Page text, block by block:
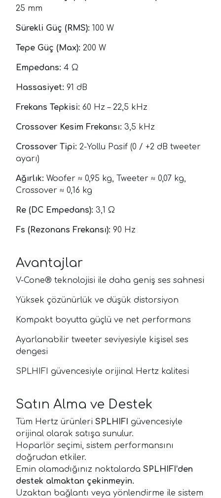
25 mm
Sürekli Güç (RMS): 100 W
Tepe Güç (Max): 200 W
Empedans: 4 Ω
Hassasiyet: 91 dB
Frekans Tepkisi: 60 Hz – 22,5 kHz
Crossover Kesim Frekansı: 3,5 kHz
Crossover Tipi: 2-Yollu Pasif (0 / +2 dB tweeter
ayarı)
Ağırlık: Woofer ≈ 0,95 kg, Tweeter ≈ 0,07 kg,
Crossover ≈ 0,16 kg
Re (DC Empedans): 3,1 Ω
Fs (Rezonans Frekansı): 90 Hz
Avantajlar
V-Cone® teknolojisi ile daha geniş ses sahnesi
Yüksek çözünürlük ve düşük distorsiyon
Kompakt boyutta güçlü ve net performans
Ayarlanabilir tweeter seviyesiyle kişisel ses
dengesi
SPLHIFI güvencesiyle orijinal Hertz kalitesi
Satın Alma ve Destek
Tüm Hertz ürünleri SPLHIFI güvencesiyle
orijinal olarak satışa sunulur.
Hoparlör seçimi, sistem performansını
doğrudan etkiler.
Emin olamadığınız noktalarda SPLHIFI’den
destek almaktan çekinmeyin.
Uzaktan bağlantı veya yönlendirme ile sistem